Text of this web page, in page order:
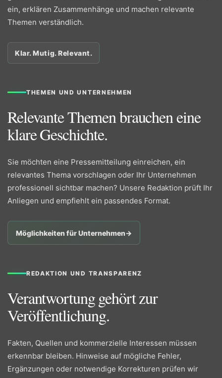
ein, erklären Zusammenhänge und machen relevante
Themen verständlich.
Klar. Mutig. Relevant.
THEMEN UND UNTERNEHMEN
Relevante Themen brauchen eine
klare Geschichte.
Sie möchten eine Pressemitteilung einreichen, ein
relevantes Thema vorschlagen oder Ihr Unternehmen
professionell sichtbar machen? Unsere Redaktion prüft Ihr
Anliegen und empfiehlt ein passendes Format.
Möglichkeiten für Unternehmen→
REDAKTION UND TRANSPARENZ
Verantwortung gehört zur
Veröffentlichung.
Fakten, Quellen und kommerzielle Interessen müssen
erkennbar bleiben. Hinweise auf mögliche Fehler,
Ergänzungen oder notwendige Korrekturen prüfen wir